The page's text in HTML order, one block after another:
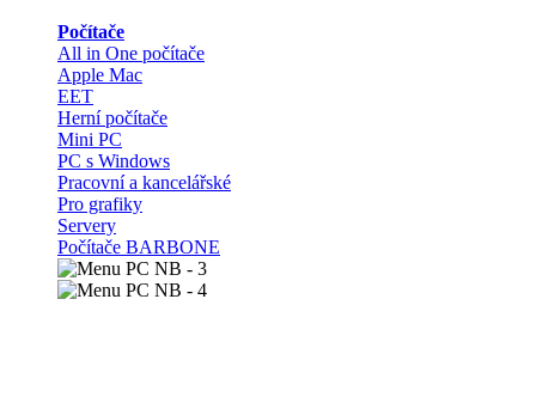
Počítače
All in One počítače
Apple Mac
EET
Herní počítače
Mini PC
PC s Windows
Pracovní a kancelářské
Pro grafiky
Servery
Počítače BARBONE